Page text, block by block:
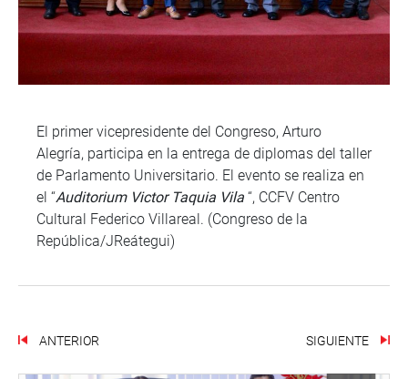
El primer vicepresidente del Congreso, Arturo
Alegría, participa en la entrega de diplomas del taller
de Parlamento Universitario. El evento se realiza en
el “Auditorium Victor Taquia Vila “, CCFV Centro
Cultural Federico Villareal. (Congreso de la
República/JReátegui)
ANTERIOR SIGUIENTE